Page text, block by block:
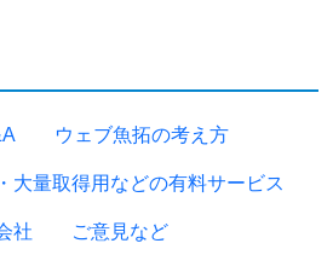
ウェブ魚拓の考え方
大量取得用などの有料サービス
社 ご意見など